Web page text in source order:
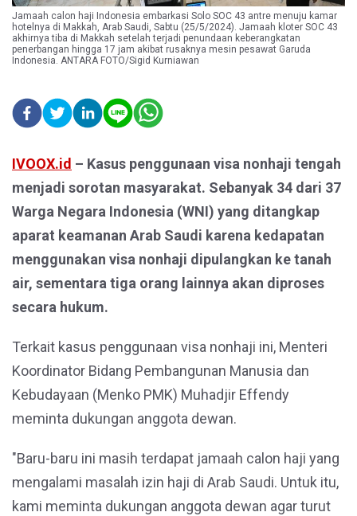
Jamaah calon haji Indonesia embarkasi Solo SOC 43 antre menuju kamar
hotelnya di Makkah, Arab Saudi, Sabtu (25/5/2024). Jamaah kloter SOC 43
akhirnya tiba di Makkah setelah terjadi penundaan keberangkatan
penerbangan hingga 17 jam akibat rusaknya mesin pesawat Garuda
Indonesia. ANTARA FOTO/Sigid Kurniawan
IVOOX.id – Kasus penggunaan visa nonhaji tengah
menjadi sorotan masyarakat. Sebanyak 34 dari 37
Warga Negara Indonesia (WNI) yang ditangkap
aparat keamanan Arab Saudi karena kedapatan
menggunakan visa nonhaji dipulangkan ke tanah
air, sementara tiga orang lainnya akan diproses
secara hukum.
Terkait kasus penggunaan visa nonhaji ini, Menteri
Koordinator Bidang Pembangunan Manusia dan
Kebudayaan (Menko PMK) Muhadjir Effendy
meminta dukungan anggota dewan.
"Baru-baru ini masih terdapat jamaah calon haji yang
mengalami masalah izin haji di Arab Saudi. Untuk itu,
kami meminta dukungan anggota dewan agar turut